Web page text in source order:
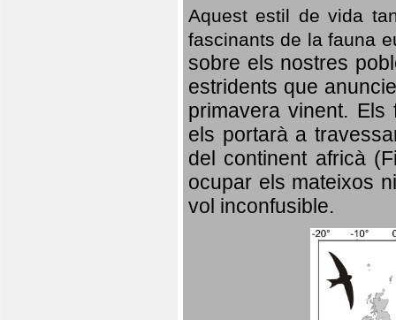
Aquest estil de vida
fascinants de la fauna
sobre els nostres
estridents que
primavera vinent. Els
els portarà a
del continent africà
ocupar els mateixos
vol inconfusible.